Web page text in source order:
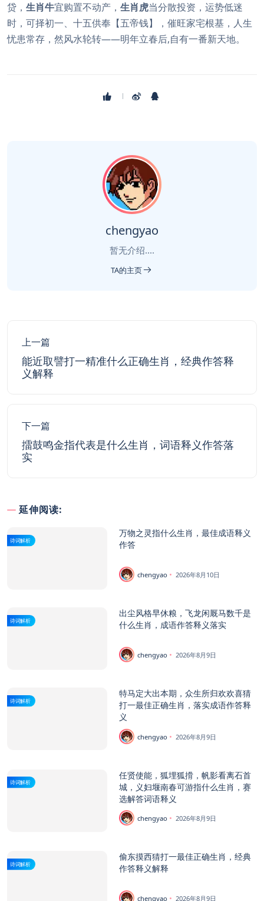
贷， 生肖牛宜购置不动产， 生肖虎当分散投资，运势低迷
时，可择初一、十五供奉【五帝钱】，催旺家宅根基，人生
忧患常存，然风水轮转——明年立春后,自有一番新天地。
chengyao
暂无介绍....
TA的主页
上一篇
能近取譬打一精准什么正确生肖，经典作答释
义解释
下一篇
擂鼓鸣金指代表是什么生肖，词语释义作答落
实
延伸阅读:
诗词解析
万物之灵指什么生肖，最佳成语释义
作答
chengyao 2026年8月10日
诗词解析
出尘风格早休粮，飞龙闲厩马数千是
什么生肖，成语作答释义落实
chengyao 2026年8月9日
诗词解析
特马定大出本期，众生所归欢欢喜猜
打一最佳正确生肖，落实成语作答释
义
chengyao 2026年8月9日
诗词解析
任贤使能，狐埋狐搰，帆影看离石首
城，义妇堰南春可游指什么生肖，赛
选解答词语释义
chengyao 2026年8月9日
诗词解析
偷东摸西猜打一最佳正确生肖，经典
作答释义解释
chengyao 2026年8月9日